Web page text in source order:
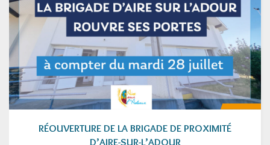
RÉOUVERTURE DE LA BRIGADE DE PROXIMITÉ
D’AIRE-SUR-L’ADOUR